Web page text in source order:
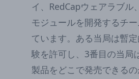
イ、RedCapウェアラブ
モジュールを開発するチ
ています。ある当局は暫
験を許可し、3番目の当局
製品をどこで発売できる